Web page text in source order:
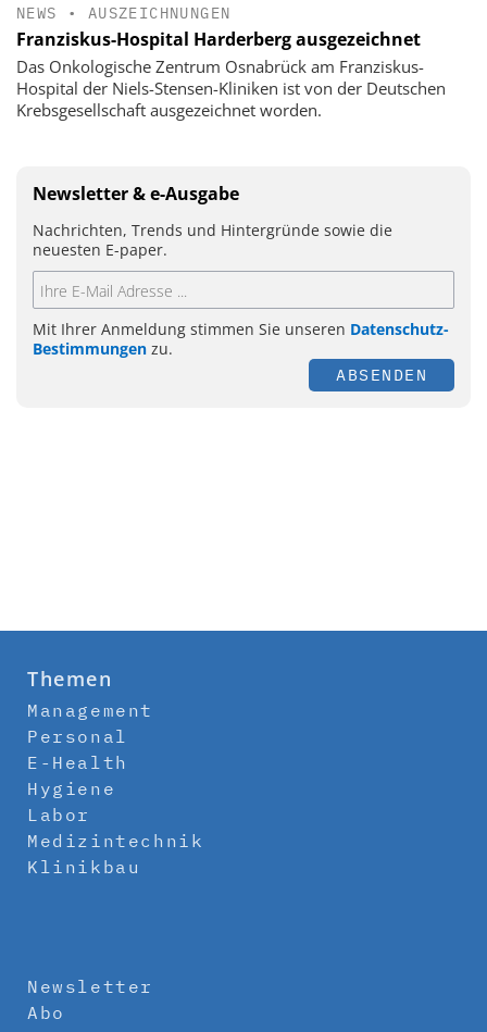
NEWS • AUSZEICHNUNGEN
Franziskus-Hospital Harderberg ausgezeichnet
Das Onkologische Zentrum Osnabrück am Franziskus-
Hospital der Niels-Stensen-Kliniken ist von der Deutschen
Krebsgesellschaft ausgezeichnet worden.
Newsletter & e-Ausgabe
Nachrichten, Trends und Hintergründe sowie die
neuesten E-paper.
Mit Ihrer Anmeldung stimmen Sie unseren Datenschutz-
Bestimmungen zu.
ABSENDEN
Themen
Management
Personal
E-Health
Hygiene
Labor
Medizintechnik
Klinikbau
Newsletter
Abo